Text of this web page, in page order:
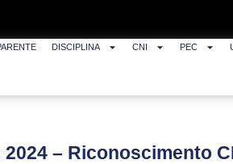
DISCIPLINA CNI PEC
– Riconoscimento